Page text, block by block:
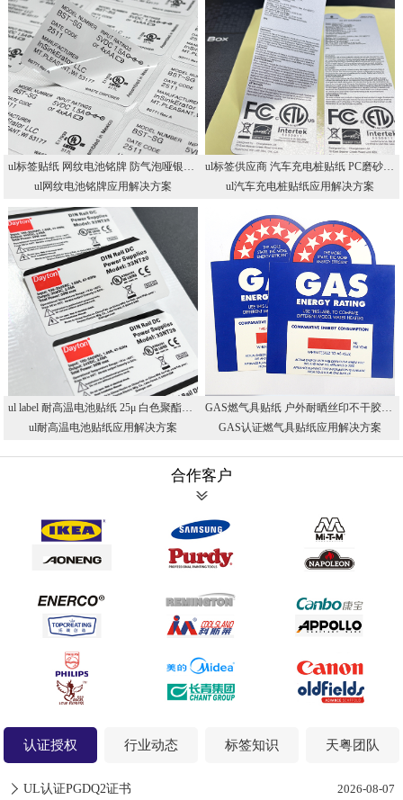
ul标签贴纸 网纹电池铭牌 防气泡哑银耐高温标贴 UL认证铭牌工厂
ul网纹电池铭牌应用解决方案
ul标签供应商 汽车充电桩贴纸 PC磨砂户外耐晒不干胶 UL认证储能铭牌
ul汽车充电桩贴纸应用解决方案
ul label 耐高温电池贴纸 25μ 白色聚酯PET不干胶 UL授权印刷厂家
ul耐高温电池贴纸应用解决方案
GAS燃气具贴纸 户外耐晒丝印不干胶 防高温防油标贴 CSA认证PET标贴
GAS认证燃气具贴纸应用解决方案
合作客户
认证授权 行业动态 标签知识 天粤团队
2026-08-07
UL认证PGDQ2证书